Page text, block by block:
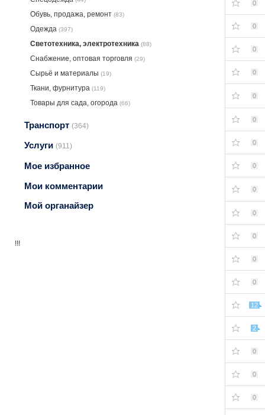
Обувь, продажа, ремонт (83)
Одежда (397)
Светотехника, электротехника (88)
Снабжение, оптовая торговля (29)
Сырьё и материалы (19)
Ткани, фурнитура (119)
Товары для сада, огорода (66)
Транспорт (364)
Услуги (911)
Мое избранное
Мои комментарии
Мой органайзер
!!!
0
0
0
0
0
0
0
0
0
0
0
0
0
12
2
0
0
0